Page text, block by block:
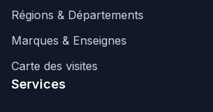
Régions & Départements
Marques & Enseignes
Carte des visites
Services